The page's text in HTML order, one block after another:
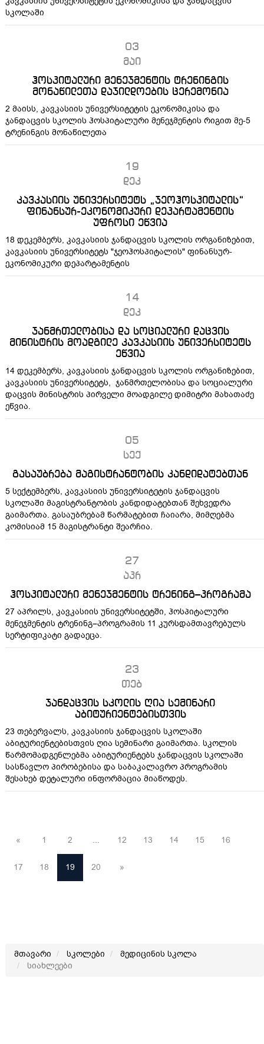
სკოლაში
03
მაი
ჰოსპიტალური მენეჯმენტის ტრენინგის
მონაწილეთა დაჯილდოების ცერემონია
2 მაისს, კავკასიის უნივერსიტეტის ეკონომიკისა და
ჯანდაცვის სკოლის ჰოსპიტალური მენეჯმენტის რიგით მე-5
ტრენინგის მონაწილეთა
19
დეკ
კავკასიის უნივერსიტეტს „ჯეოჰოსპიტალის“
ფინანსურ-ეკონომიკური დეპარტამენტის
უფროსი ეწვია
18 დეკემბერს, კავკასიის ჯანდაცვის სკოლის ორგანიზებით,
კავკასიის უნივერსიტეტს "ჯეოჰოსპიტალის" ფინანსურ-
ეკონომიკური დეპარტამენტის
14
დეკ
ჯანმრთელობისა და სოციალური დაცვის
მინისტრის მოადგილე კავკასიის უნივერსიტეტს
ეწვია
14 დეკემბერს, კავკასიის ჯანდაცვის სკოლის ორგანიზებით,
კავკასიის უნივერსიტეტს, ჯანმრთელობისა და სოციალური
დაცვის მინისტრის პირველი მოადგილე დიმიტრი მახათაძე
ეწვია.
05
სექ
გასაუბრება მაგისტრანტობის კანდიდატებთან
5 სექტემბერს, კავკასიის უნივერსიტეტის ჯანდაცვის
სკოლაში მაგისტრანტობის კანდიდატებთან შეხვედრა
გაიმართა. გასაუბრებამ წარმატებით ჩაიარა, მიმღებმა
კომისიამ 15 მაგისტრანტი შეარჩია.
27
აპრ
ჰოსპიტალური მენეჯმენტის ტრენინგ–პროგრამა
27 აპრილს, კავკასიის უნივერსიტეტში, ჰოსპიტალური
მენეჯმენტის ტრენინგ–პროგრამის 11 კურსდამთავრებულს
სერტიფიკატი გადაეცა.
23
თებ
ჯანდაცვის სკოლის ღია სემინარი
აბიტურიენტებისთვის
23 თებერვალს, კავკასიის ჯანდაცვის სკოლაში
აბიტურიენტებისთვის ღია სემინარი გაიმართა. სკოლის
წარმომადგენლებმა აბიტურიენტებს ჯანდაცვის სკოლაში
სასწავლო პირობებისა და საბაკალავრო პროგრამის
შესახებ დეტალური ინფორმაცია მიაწოდეს.
« 1 2 ... 12 13 14 15 16
17 18 19 20 »
მთავარი სკოლები
მედიცინის სკოლა
სიახლეები